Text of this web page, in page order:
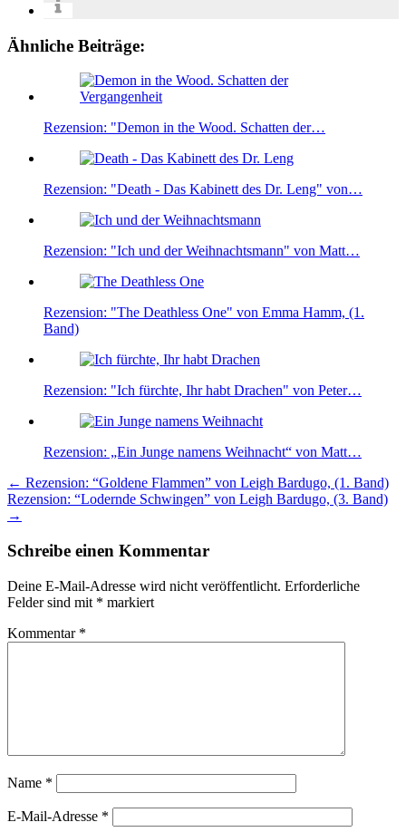
Ähnliche Beiträge:
Rezension: "Demon in the Wood. Schatten der…
Rezension: "Death - Das Kabinett des Dr. Leng" von…
Rezension: "Ich und der Weihnachtsmann" von Matt…
Rezension: "The Deathless One" von Emma Hamm, (1.
Band)
Rezension: "Ich fürchte, Ihr habt Drachen" von Peter…
Rezension: „Ein Junge namens Weihnacht“ von Matt…
Beitragsnavigation
← Rezension: “Goldene Flammen” von Leigh Bardugo, (1. Band)
Rezension: “Lodernde Schwingen” von Leigh Bardugo, (3. Band)
→
Schreibe einen Kommentar
Deine E-Mail-Adresse wird nicht veröffentlicht. Erforderliche
Felder sind mit * markiert
Kommentar *
Name *
E-Mail-Adresse *